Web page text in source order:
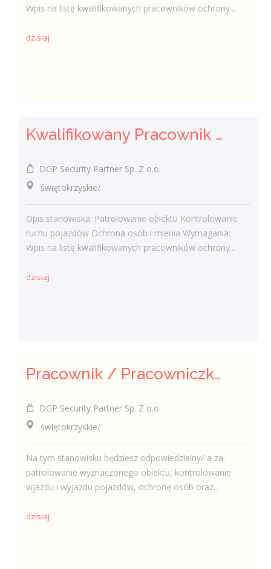
Wpis na listę kwalifikowanych pracowników ochrony...
dzisiaj
Kwalifikowany Pracownik Ochrony z Pozwoleniem na Broń (K/M)
DGP Security Partner Sp. Z o.o.
świętokrzyskie/
Opis stanowiska: Patrolowanie obiektu Kontrolowanie
ruchu pojazdów Ochrona osób i mienia Wymagania:
Wpis na listę kwalifikowanych pracowników ochrony...
dzisiaj
Pracownik / Pracowniczka Ochrony z Pozwoleniem na Broń
DGP Security Partner Sp. Z o.o.
świętokrzyskie/
Na tym stanowisku będziesz odpowiedzialny/-a za:
patrolowanie wyznaczonego obiektu, kontrolowanie
wjazdu i wyjazdu pojazdów, ochronę osób oraz...
dzisiaj